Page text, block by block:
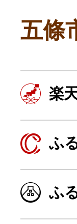
よく見
五條
楽
ふ
ふ